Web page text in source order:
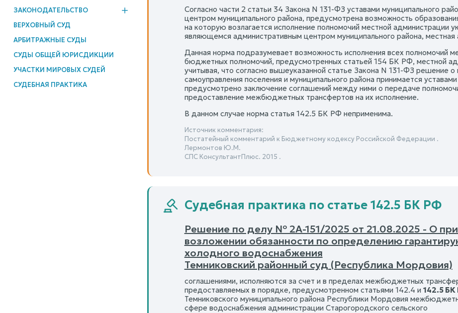
ЗАКОНОДАТЕЛЬСТВО
ВЕРХОВНЫЙ СУД
АРБИТРАЖНЫЕ СУДЫ
СУДЫ ОБЩЕЙ ЮРИСДИКЦИИ
УЧАСТКИ МИРОВЫХ СУДЕЙ
СУДЕБНАЯ ПРАКТИКА
Согласно части 2 статьи 34 Закона N 131-ФЗ уставами муниципального
центром муниципального района, предусмотрена возможность
на которую возлагается исполнение полномочий местной администрации
являющемся административным центром муниципального района, местная
Данная норма подразумевает возможность исполнения всех полномочий
бюджетных полномочий, предусмотренных статьей 154 БК РФ, местной
учитывая, что согласно вышеуказанной статье Закона N 131-ФЗ решение
самоуправления поселения и муниципального района принимается
предусмотрено заключение соглашений между ними о передаче
предоставление межбюджетных трансфертов на их исполнение.
В данном случае норма статья 142.5 БК РФ неприменима.
Источник комментария:
Постатейный комментарий к Бюджетному кодексу Российской Федерации .
Лермонтов Ю.М.
СПС КонсультантПлюс. 2015 .
Судебная практика по статье 142.5 БК РФ
Решение по делу № 2А-151/2025 от 21.08.2025 - О
возложении обязанности по определению
холодного водоснабжения
Темниковский районный суд (Республика Мордовия)
соглашениями, исполняются за счет и в пределах межбюджетных
предоставляемых в порядке, предусмотренном статьями 142.4 и 142.5
Темниковского муниципального района Республики Мордовия
сфере водоснабжения администрации Старогородского сельского